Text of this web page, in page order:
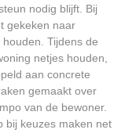
nodig blijft. Bij
gekeken naar
Tijdens de
netjes houden,
aan concrete
gemaakt over
van de bewoner.
bij keuzes maken net